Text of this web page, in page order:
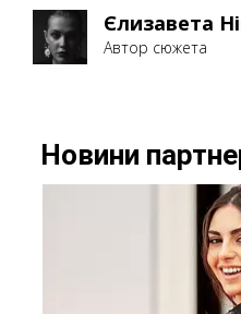
Єлизавета
Автор сюжета